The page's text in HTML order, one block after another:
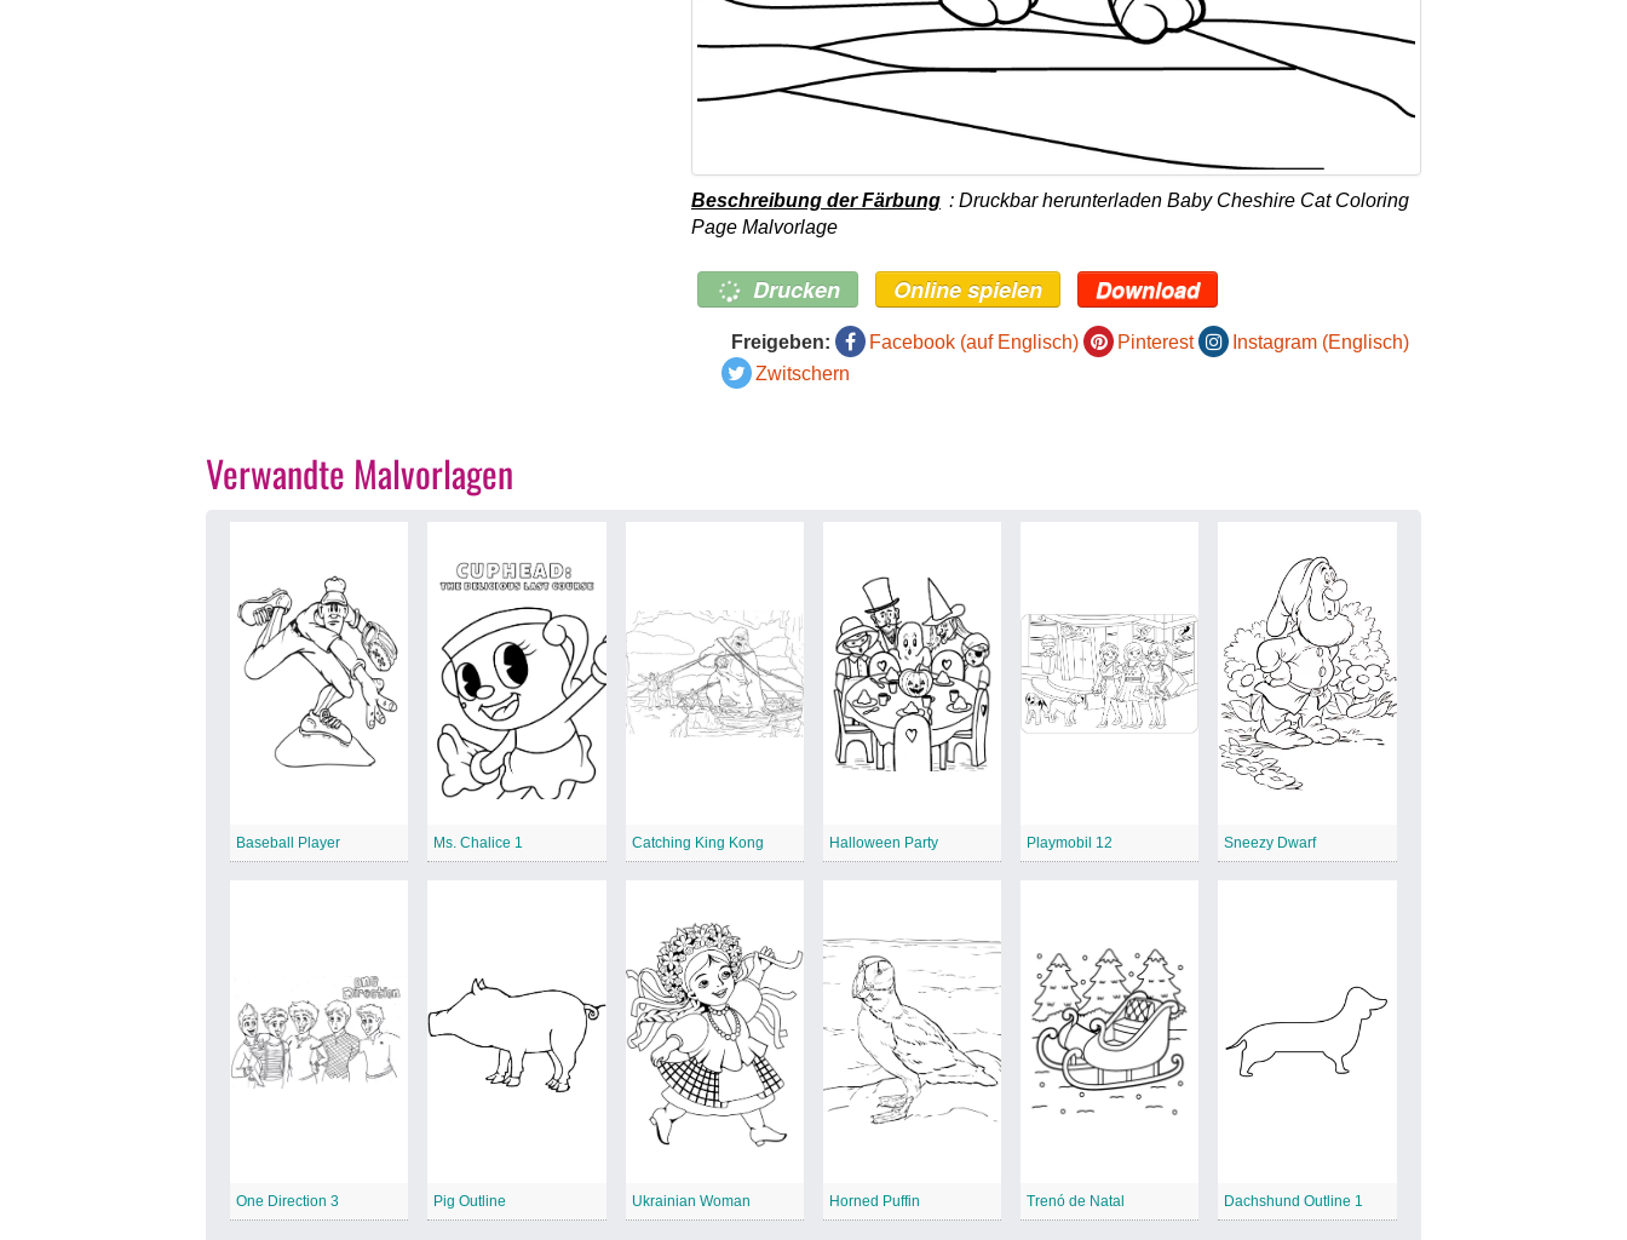
Beschreibung der Färbung : Druckbar herunterladen Baby Cheshire Cat Coloring
Page Malvorlage
Drucken Online spielen Download
Freigeben: Facebook (auf Englisch) Pinterest
Instagram (Englisch)
Zwitschern
Verwandte Malvorlagen
Baseball Player Ms. Chalice 1 Catching King Kong Halloween Party Playmobil 12 Sneezy Dwarf
One Direction 3 Pig Outline Ukrainian Woman Horned Puffin Trenó de Natal Dachshund Outline 1